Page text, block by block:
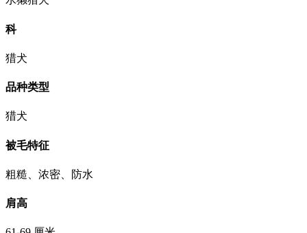
科
猎犬
品种类型
猎犬
被毛特征
粗糙、浓密、防水
肩高